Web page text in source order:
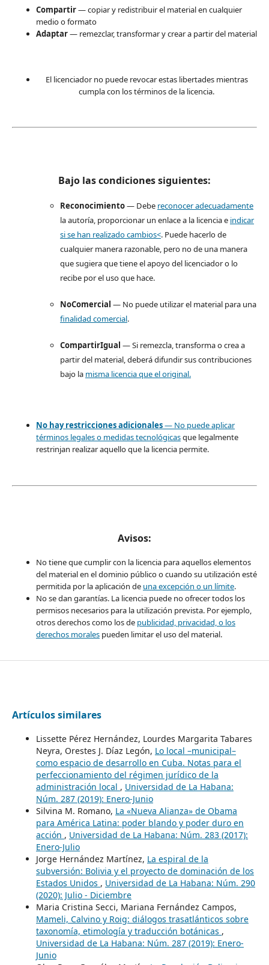
Compartir— copiar y redistribuir el material en cualquier
medio o formato
Adaptar— remezclar, transformar y crear a partir del material
El licenciador no puede revocar estas libertades mientras
cumpla con los términos de la licencia.
Bajo las condiciones siguientes:
Reconocimiento— Debe reconocer adecuadamente
la autoría, proporcionar un enlace a la licencia e indicar
si se han realizado cambios<. Puede hacerlo de
cualquier manera razonable, pero no de una manera
que sugiera que tiene el apoyo del licenciador o lo
recibe por el uso que hace.
NoComercial — No puede utilizar el material para una
finalidad comercial.
CompartirIgual — Si remezcla, transforma o crea a
partir del material, deberá difundir sus contribuciones
bajo la misma licencia que el original.
No hay restricciones adicionales— No puede aplicar
términos legales o medidas tecnológicasque legalmente
restrinjan realizar aquello que la licencia permite.
Avisos:
No tiene que cumplir con la licencia para aquellos elementos
del material en el dominio público o cuando su utilización esté
permitida por la aplicación de una excepción o un límite.
No se dan garantías. La licencia puede no ofrecer todos los
permisos necesarios para la utilización prevista. Por ejemplo,
otros derechos como los de publicidad, privacidad, o los
derechos moralespueden limitar el uso del material.
Artículos similares
Lissette Pérez Hernández, Lourdes Margarita Tabares
Neyra, Orestes J. Díaz Legón, Lo local –municipal–
como espacio de desarrollo en Cuba. Notas para el
perfeccionamiento del régimen jurídico de la
administración local , Universidad de La Habana:
Núm. 287 (2019): Enero-Junio
Silvina M. Romano, La «Nueva Alianza» de Obama
para América Latina: poder blando y poder duro en
acción , Universidad de La Habana: Núm. 283 (2017):
Enero-Julio
Jorge Hernández Martínez, La espiral de la
subversión: Bolivia y el proyecto de dominación de los
Estados Unidos , Universidad de La Habana: Núm. 290
(2020): Julio - Diciembre
Maria Cristina Secci, Mariana Fernández Campos,
Mameli, Calvino y Roig: diálogos trasatlánticos sobre
taxonomía, etimología y traducción botánicas ,
Universidad de La Habana: Núm. 287 (2019): Enero-
Junio